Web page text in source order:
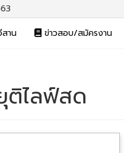
าน ข่าวสอบ/สมัครงาน
ติไลฟ์สด